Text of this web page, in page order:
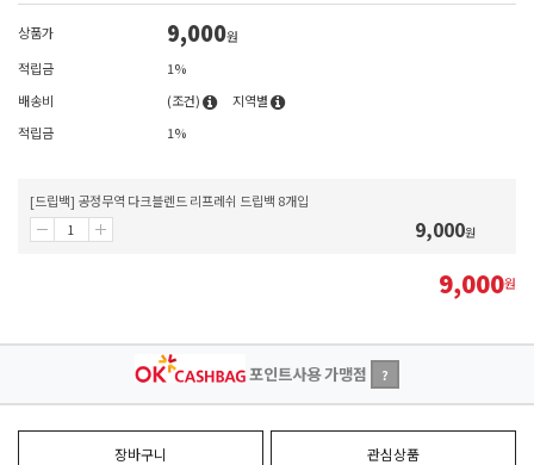
상품가 9,000원
적립금
1%
배송비
(조건)
지역별
적립금
1%
[드립백] 공정무역 다크블렌드 리프레쉬 드립백 8개입
9,000원
9,000원
포인트사용 가맹점 ?
장바구니 관심상품